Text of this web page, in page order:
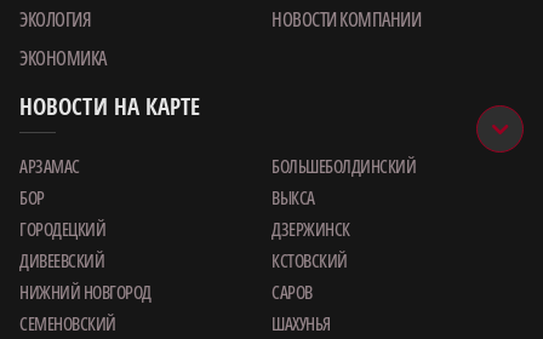
ЭКОЛОГИЯ
НОВОСТИ КОМПАНИИ
ЭКОНОМИКА
НОВОСТИ НА КАРТЕ
АРЗАМАС
БОЛЬШЕБОЛДИНСКИЙ
БОР
ВЫКСА
ГОРОДЕЦКИЙ
ДЗЕРЖИНСК
ДИВЕЕВСКИЙ
КСТОВСКИЙ
НИЖНИЙ НОВГОРОД
САРОВ
СЕМЕНОВСКИЙ
ШАХУНЬЯ